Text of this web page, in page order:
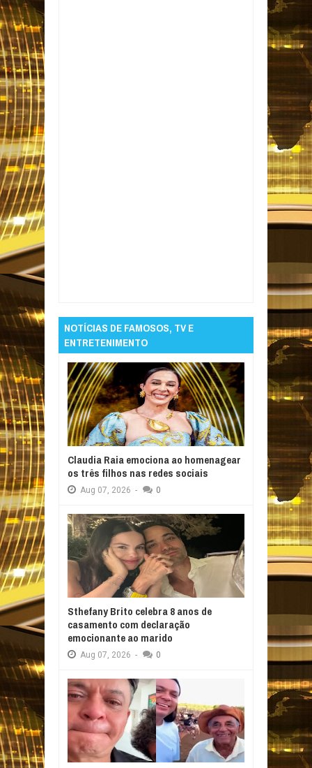
NOTÍCIAS DE FAMOSOS, TV E
ENTRETENIMENTO
Claudia Raia emociona ao homenagear
os três filhos nas redes sociais
Aug 07, 2026 - 0
Sthefany Brito celebra 8 anos de
casamento com declaração
emocionante ao marido
Aug 07, 2026 - 0